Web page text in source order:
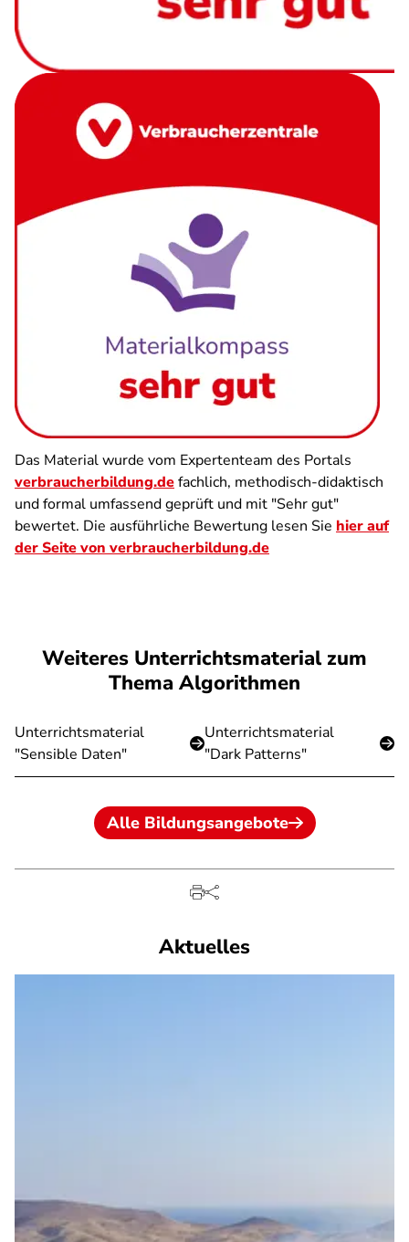
Das Material wurde vom Expertenteam des Portals
verbraucherbildung.defachlich, methodisch-didaktisch
und formal umfassend geprüft und mit "Sehr gut"
bewertet. Die ausführliche Bewertung lesen Sie hier auf
der Seite von verbraucherbildung.de
Weiteres Unterrichtsmaterial zum
Thema Algorithmen
Unterrichtsmaterial
"Sensible Daten"
Unterrichtsmaterial
"Dark Patterns"
Alle Bildungsangebote
Aktuelles